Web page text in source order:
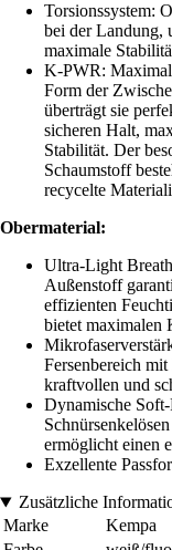
Torsionssystem:
bei der Landung,
maximale
K-PWR:
Form der
überträgt sie
sicheren Halt,
Stabilität. Der
Schaumstoff
recycelte
Obermaterial:
Ultra-Light
Außenstoff
effizienten
bietet maximalen
Fersenbereich
kraftvollen und
Dynamische
ermöglicht einen
Exzellente
Zusätzliche
Marke
Kempa